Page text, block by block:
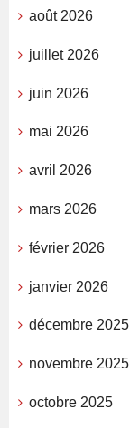
août 2026
juillet 2026
juin 2026
mai 2026
avril 2026
mars 2026
février 2026
janvier 2026
décembre 2025
novembre 2025
octobre 2025